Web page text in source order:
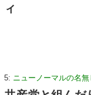
ィ
5: ニューノーマルの名無